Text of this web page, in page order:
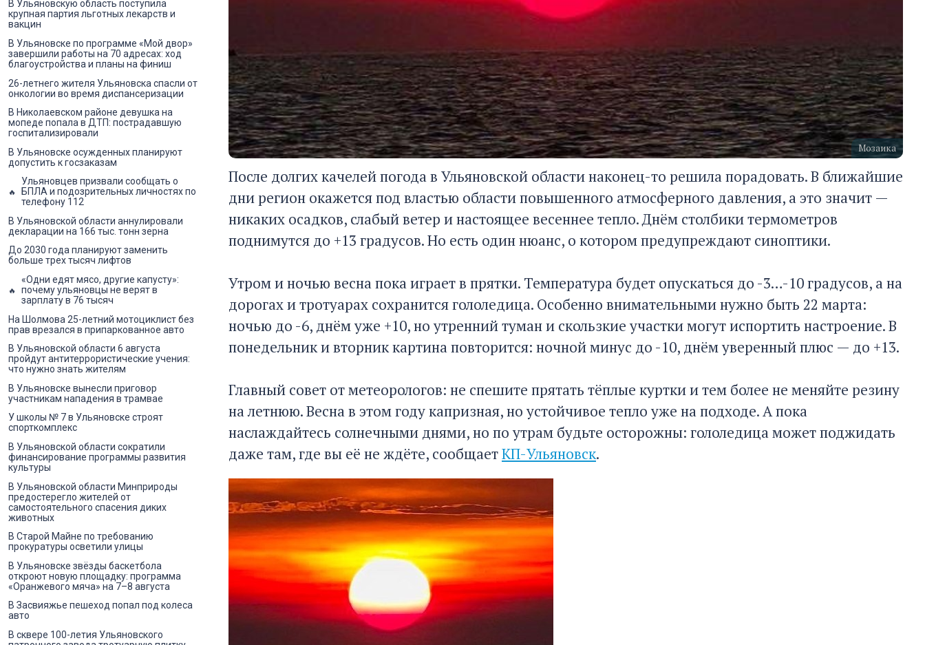
Мозаика
После долгих качелей погода в Ульяновской области наконец-то решила порадовать. В ближайшие
дни регион окажется под властью области повышенного атмосферного давления, а это значит —
никаких осадков, слабый ветер и настоящее весеннее тепло. Днём столбики термометров
поднимутся до +13 градусов. Но есть один нюанс, о котором предупреждают синоптики.
Утром и ночью весна пока играет в прятки. Температура будет опускаться до -3…-10 градусов, а на
дорогах и тротуарах сохранится гололедица. Особенно внимательными нужно быть 22 марта:
ночью до -6, днём уже +10, но утренний туман и скользкие участки могут испортить настроение. В
понедельник и вторник картина повторится: ночной минус до -10, днём уверенный плюс — до +13.
Главный совет от метеорологов: не спешите прятать тёплые куртки и тем более не меняйте резину
на летнюю. Весна в этом году капризная, но устойчивое тепло уже на подходе. А пока
наслаждайтесь солнечными днями, но по утрам будьте осторожны: гололедица может поджидать
даже там, где вы её не ждёте, сообщаетКП-Ульяновск.
В Ульяновскую область поступила
крупная партия льготных лекарств и
вакцин
В Ульяновске по программе «Мой двор»
завершили работы на 70 адресах: ход
благоустройства и планы на финиш
26-летнего жителя Ульяновска спасли от
онкологии во время диспансеризации
В Николаевском районе девушка на
мопеде попала в ДТП: пострадавшую
госпитализировали
В Ульяновске осужденных планируют
допустить к госзаказам
Ульяновцев призвали сообщать о
БПЛА и подозрительных личностях по
телефону 112
В Ульяновской области аннулировали
декларации на 166 тыс. тонн зерна
До 2030 года планируют заменить
больше трех тысяч лифтов
«Одни едят мясо, другие капусту»:
почему ульяновцы не верят в
зарплату в 76 тысяч
На Шолмова 25-летний мотоциклист без
прав врезался в припаркованное авто
В Ульяновской области 6 августа
пройдут антитеррористические учения:
что нужно знать жителям
В Ульяновске вынесли приговор
участникам нападения в трамвае
У школы № 7 в Ульяновске строят
спорткомплекс
В Ульяновской области сократили
финансирование программы развития
культуры
В Ульяновской области Минприроды
предостерегло жителей от
самостоятельного спасения диких
животных
В Старой Майне по требованию
прокуратуры осветили улицы
В Ульяновске звёзды баскетбола
откроют новую площадку: программа
«Оранжевого мяча» на 7–8 августа
В Засвияжье пешеход попал под колеса
авто
В сквере 100-летия Ульяновского